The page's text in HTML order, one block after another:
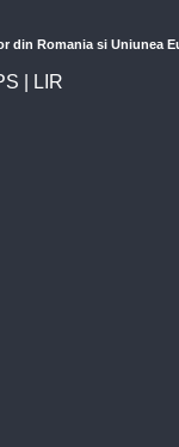
din Romania si Uniunea
LIR